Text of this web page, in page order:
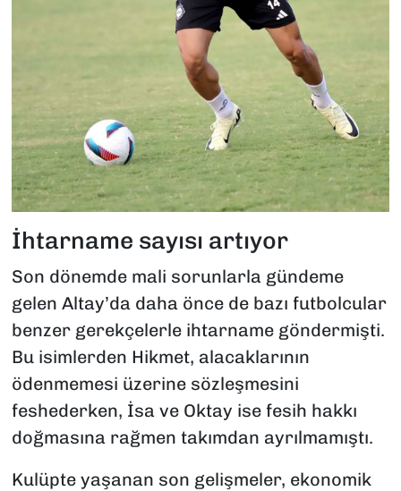
İhtarname sayısı artıyor
Son dönemde mali sorunlarla gündeme
gelen Altay’da daha önce de bazı futbolcular
benzer gerekçelerle ihtarname göndermişti.
Bu isimlerden Hikmet, alacaklarının
ödenmemesi üzerine sözleşmesini
feshederken, İsa ve Oktay ise fesih hakkı
doğmasına rağmen takımdan ayrılmamıştı.
Kulüpte yaşanan son gelişmeler, ekonomik